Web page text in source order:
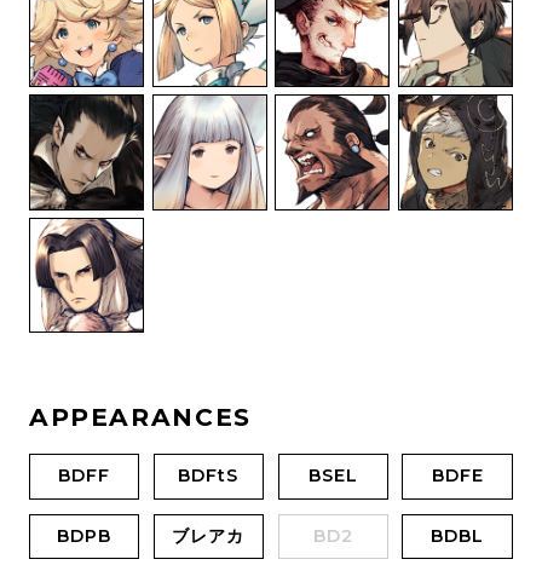
APPEARANCES
BDFF BDFtS BSEL BDFE
BDPB ブレアカ BD2 BDBL